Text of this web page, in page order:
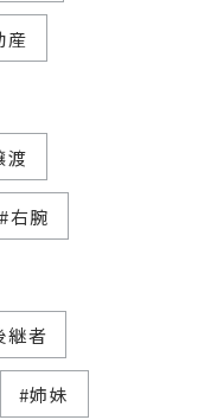
産
渡
#右腕
継者
#姉妹